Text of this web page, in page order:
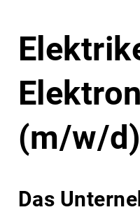
(m/w/d)
Das